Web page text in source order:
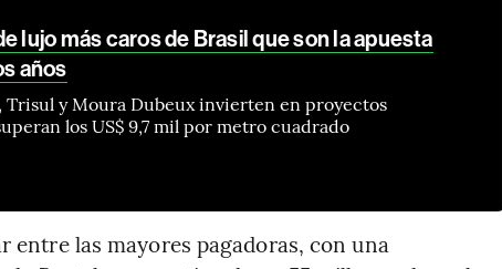
lujo más caros de Brasil que son la apuesta
años
Trisul y Moura Dubeux invierten en proyectos
los US$ 9,7 mil por metro cuadrado
entre las mayores pagadoras, con una